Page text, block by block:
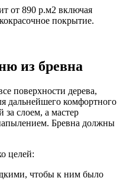
от 890 р.м2 включая
покрытие.
из бревна
поверхности дерева,
дальнейшего комфортного
за слоем, а мастер
Бревна должны
целей:
чтобы к ним было